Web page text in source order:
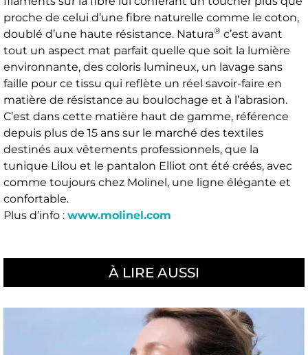
proche de celui d’une fibre naturelle comme le coton,
doublé d’une haute résistance. Natura® c’est avant
tout un aspect mat parfait quelle que soit la lumière
environnante, des coloris lumineux, un lavage sans
faille pour ce tissu qui reflète un réel savoir-faire en
matière de résistance au boulochage et à l’abrasion.
C’est dans cette matière haut de gamme, référence
depuis plus de 15 ans sur le marché des textiles
destinés aux vêtements professionnels, que la
tunique Lilou et le pantalon Elliot ont été créés, avec
comme toujours chez Molinel, une ligne élégante et
confortable.
Plus d’info : www.molinel.com
À LIRE AUSSI